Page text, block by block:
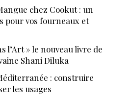
chez Cookut : un
pour vos fourneaux et
l’Art » le nouveau livre de
Shani Diluka
: construire
les usages